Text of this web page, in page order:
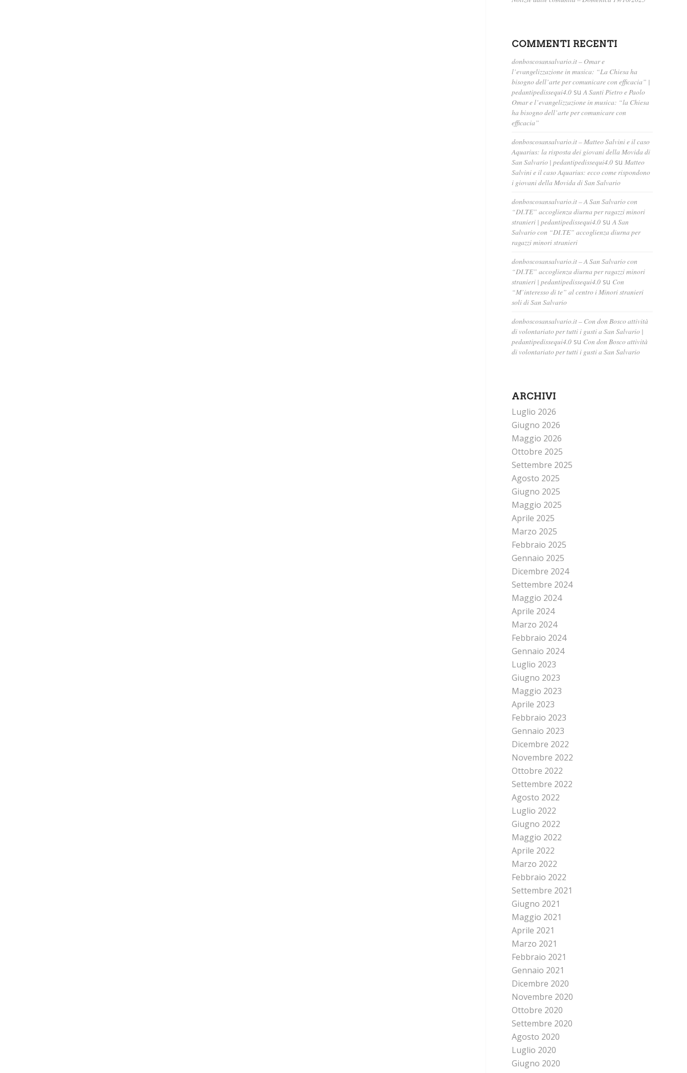
COMMENTI RECENTI
donboscosansalvario.it – Omar e
l’evangelizzazione in musica: “La Chiesa ha
bisogno dell’arte per comunicare con efficacia” |
pedantipedissequi4.0 suA Santi Pietro e Paolo
Omar e l’evangelizzazione in musica: “la Chiesa
ha bisogno dell’arte per comunicare con
efficacia”
donboscosansalvario.it – Matteo Salvini e il caso
Aquarius: la risposta dei giovani della Movida di
San Salvario | pedantipedissequi4.0 suMatteo
Salvini e il caso Aquarius: ecco come rispondono
i giovani della Movida di San Salvario
donboscosansalvario.it – A San Salvario con
“DI.TE” accoglienza diurna per ragazzi minori
stranieri | pedantipedissequi4.0 suA San
Salvario con “DI.TE” accoglienza diurna per
ragazzi minori stranieri
donboscosansalvario.it – A San Salvario con
“DI.TE” accoglienza diurna per ragazzi minori
stranieri | pedantipedissequi4.0 su Con
“M’interesso di te” al centro i Minori stranieri
soli di San Salvario
donboscosansalvario.it – Con don Bosco attività
di volontariato per tutti i gusti a San Salvario |
pedantipedissequi4.0 su Con don Bosco attività
di volontariato per tutti i gusti a San Salvario
ARCHIVI
Luglio 2026
Giugno 2026
Maggio 2026
Ottobre 2025
Settembre 2025
Agosto 2025
Giugno 2025
Maggio 2025
Aprile 2025
Marzo 2025
Febbraio 2025
Gennaio 2025
Dicembre 2024
Settembre 2024
Maggio 2024
Aprile 2024
Marzo 2024
Febbraio 2024
Gennaio 2024
Luglio 2023
Giugno 2023
Maggio 2023
Aprile 2023
Febbraio 2023
Gennaio 2023
Dicembre 2022
Novembre 2022
Ottobre 2022
Settembre 2022
Agosto 2022
Luglio 2022
Giugno 2022
Maggio 2022
Aprile 2022
Marzo 2022
Febbraio 2022
Settembre 2021
Giugno 2021
Maggio 2021
Aprile 2021
Marzo 2021
Febbraio 2021
Gennaio 2021
Dicembre 2020
Novembre 2020
Ottobre 2020
Settembre 2020
Agosto 2020
Luglio 2020
Giugno 2020